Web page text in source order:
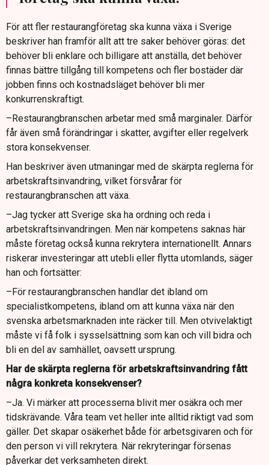
För att fler restaurangföretag ska kunna växa i Sverige
beskriver han framför allt att tre saker behöver göras: det
behöver bli enklare och billigare att anställa, det behöver
finnas bättre tillgång till kompetens och fler bostäder där
jobben finns och kostnadsläget behöver bli mer
konkurrenskraftigt.
–Restaurangbranschen arbetar med små marginaler. Därför
får även små förändringar i skatter, avgifter eller regelverk
stora konsekvenser.
Han beskriver även utmaningar med de skärpta reglerna för
arbetskraftsinvandring, vilket försvårar för
restaurangbranschen att växa.
–Jag tycker att Sverige ska ha ordning och reda i
arbetskraftsinvandringen. Men när kompetens saknas här
måste företag också kunna rekrytera internationellt. Annars
riskerar investeringar att utebli eller flytta utomlands, säger
han och fortsätter:
–För restaurangbranschen handlar det ibland om
specialistkompetens, ibland om att kunna växa när den
svenska arbetsmarknaden inte räcker till. Men otvivelaktigt
måste vi få folk i sysselsättning som kan och vill bidra och
bli en del av samhället, oavsett ursprung.
Har de skärpta reglerna för arbetskraftsinvandring fått
några konkreta konsekvenser?
–Ja. Vi märker att processerna blivit mer osäkra och mer
tidskrävande. Våra team vet heller inte alltid riktigt vad som
gäller. Det skapar osäkerhet både för arbetsgivaren och för
den person vi vill rekrytera. När rekryteringar försenas
påverkar det verksamheten direkt.